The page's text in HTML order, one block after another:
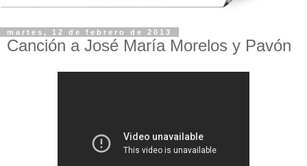
martes, 12 de febrero de 2013
Canción a José María Morelos y Pavón